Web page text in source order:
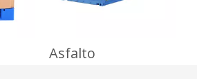
Asfalto